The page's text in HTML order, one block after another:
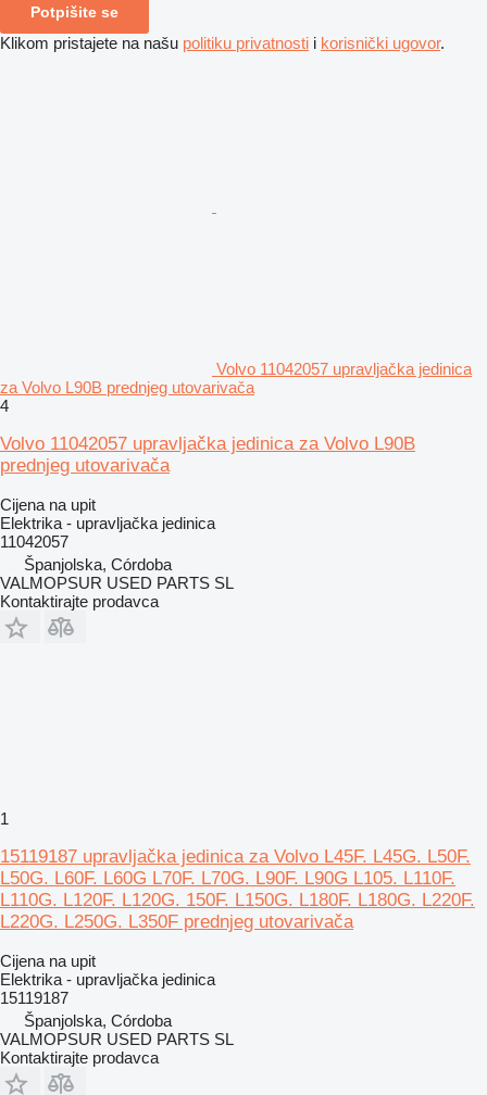
Potpišite se
Klikom pristajete na našu politiku privatnosti i korisnički ugovor.
Volvo 11042057 upravljačka jedinica
za Volvo L90B prednjeg utovarivača
4
Volvo 11042057 upravljačka jedinica za Volvo L90B
prednjeg utovarivača
Cijena na upit
Elektrika - upravljačka jedinica
11042057
Španjolska, Córdoba
VALMOPSUR USED PARTS SL
Kontaktirajte prodavca
1
15119187 upravljačka jedinica za Volvo L45F. L45G. L50F.
L50G. L60F. L60G L70F. L70G. L90F. L90G L105. L110F.
L110G. L120F. L120G. 150F. L150G. L180F. L180G. L220F.
L220G. L250G. L350F prednjeg utovarivača
Cijena na upit
Elektrika - upravljačka jedinica
15119187
Španjolska, Córdoba
VALMOPSUR USED PARTS SL
Kontaktirajte prodavca